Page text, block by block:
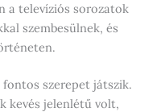
a televíziós sorozatok
szembesülnek, és
szerepet játszik.
kevés jelenlétű volt,